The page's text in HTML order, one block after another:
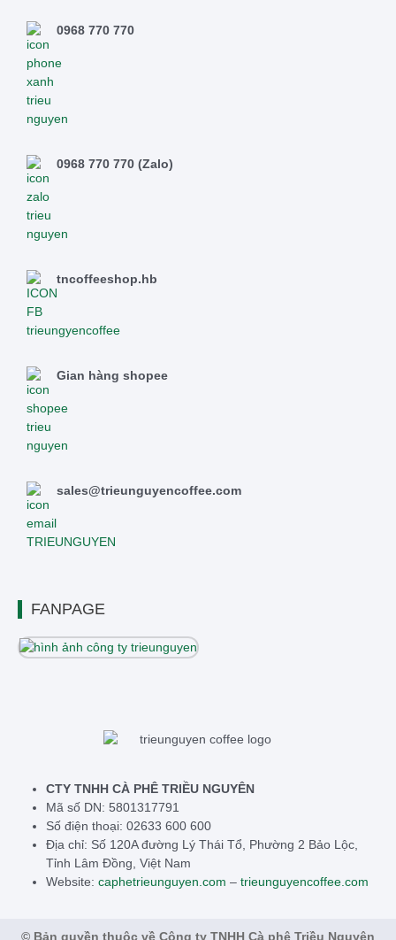
0968 770 770
0968 770 770 (Zalo)
tncoffeeshop.hb
Gian hàng shopee
sales@trieunguyencoffee.com
FANPAGE
CTY TNHH CÀ PHÊ TRIỀU NGUYÊN
Mã số DN: 5801317791
Số điện thoại: 02633 600 600
Địa chỉ: Số 120A đường Lý Thái Tổ, Phường 2 Bảo Lộc,
Tỉnh Lâm Đồng, Việt Nam
Website: caphetrieunguyen.com – trieunguyencoffee.com
© Bản quyền thuộc về Công ty TNHH Cà phê Triều Nguyên